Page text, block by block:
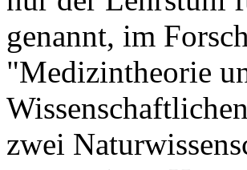
genannt, im
"Medizintheorie
zwei